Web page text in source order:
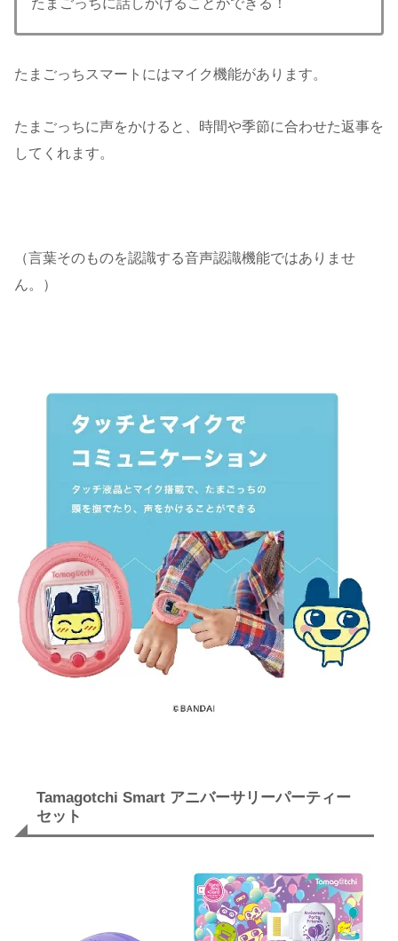
たまごっちに話しかけることができる！
たまごっちスマートにはマイク機能があります。
たまごっちに声をかけると、時間や季節に合わせた返事を
してくれます。
（言葉そのものを認識する音声認識機能ではありませ
ん。）
Tamagotchi Smart アニバーサリーパーティー
セット